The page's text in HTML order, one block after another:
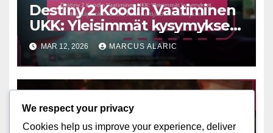
Destiny 2 Koodin Vaatiminen
UKK: Yleisimmät kysymykset,
Käyttäjäkokemukset,
Asiantuntijoiden näkemykset
MAR 12, 2026 MARCUS ALARIC
BUNGIE-KOODIN LUNASTUKSET
We respect your privacy
Cookies help us improve your experience, deliver